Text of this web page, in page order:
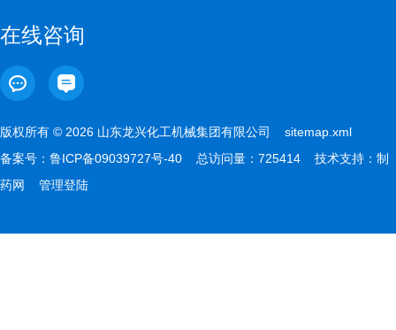
在线咨询
版权所有 © 2026 山东龙兴化工机械集团有限公司 sitemap.xml
备案号： 鲁ICP备09039727号-40 总访问量：725414 技术支持： 制
药网
管理登陆